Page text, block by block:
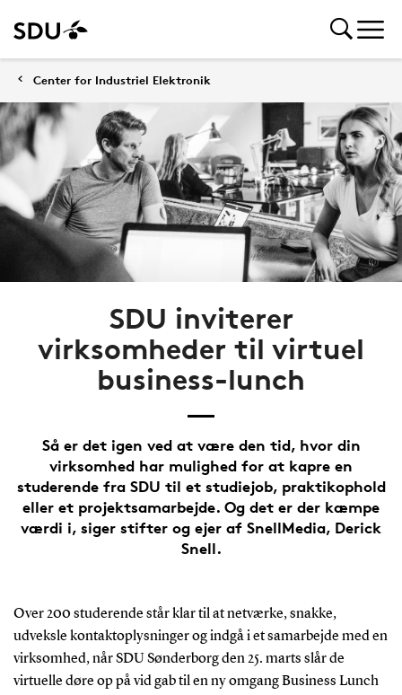
Center for Industriel Elektronik
SDU inviterer
virksomheder til virtuel
business-lunch
Så er det igen ved at være den tid, hvor din
virksomhed har mulighed for at kapre en
studerende fra SDU til et studiejob, praktikophold
eller et projektsamarbejde. Og det er der kæmpe
værdi i, siger stifter og ejer af SnellMedia, Derick
Snell.
Over 200 studerende står klar til at netværke, snakke,
udveksle kontaktoplysninger og indgå i et samarbejde med en
virksomhed, når SDU Sønderborg den 25. marts slår de
virtuelle døre op på vid gab til en ny omgang Business Lunch